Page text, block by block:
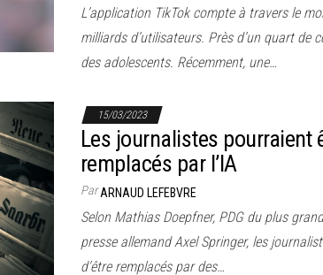
L’application TikTok compte à travers le
milliards d’utilisateurs. Près d’un quart de
des adolescents. Récemment, une…
15/03/2023
Les journalistes pourraient
remplacés par l’IA
ParARNAUD LEFEBVRE
Selon Mathias Doepfner, PDG du plus
presse allemand Axel Springer, les
d’être remplacés par des…